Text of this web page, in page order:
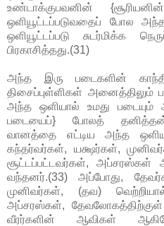
உண்டாக்குபவனின்
ஒளியூட்டப்படுவதைப் போல
ஒளியூட்டப்படு சுடர்மிக்க
பிரகாசித்தது.(31)
அந்த இரு படைகளின்
திசைப்புள்ளிகள் அனைத்திலும்
அந்த ஒளியால் உமது
படையைப்} போலத்
வானத்தை எட்டிய அந்த
கந்தர்வர்கள், யக்ஷர்கள்,
சூட்டப்பட்டவர்கள்,
வந்தனர்.(33) அப்போது,
முனிவர்கள், (தவ)
அப்சரஸ்கள், தேவலோகத்திற்குள்
வீரர்களின் ஆவிகள்